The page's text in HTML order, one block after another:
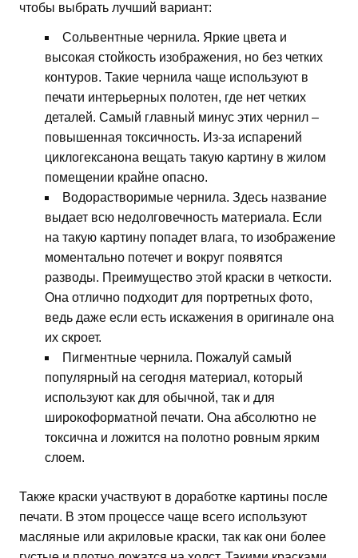
чтобы выбрать лучший вариант:
Сольвентные чернила. Яркие цвета и
высокая стойкость изображения, но без четких
контуров. Такие чернила чаще используют в
печати интерьерных полотен, где нет четких
деталей. Самый главный минус этих чернил –
повышенная токсичность. Из-за испарений
циклогексанона вещать такую картину в жилом
помещении крайне опасно.
Водорастворимые чернила. Здесь название
выдает всю недолговечность материала. Если
на такую картину попадет влага, то изображение
моментально потечет и вокруг появятся
разводы. Преимущество этой краски в четкости.
Она отлично подходит для портретных фото,
ведь даже если есть искажения в оригинале она
их скроет.
Пигментные чернила. Пожалуй самый
популярный на сегодня материал, который
используют как для обычной, так и для
широкоформатной печати. Она абсолютно не
токсична и ложится на полотно ровным ярким
слоем.
Также краски участвуют в доработке картины после
печати. В этом процессе чаще всего используют
масляные или акриловые краски, так как они более